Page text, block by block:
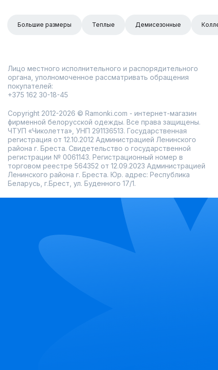
Большие размеры Теплые Демисезонные
Лицо местного исполнительного и распорядительного
органа, уполномоченное рассматривать обращения
покупателей:
+375 162 30-18-45
Copyright 2012-2026 © Ramonki.com - интернет-магазин
фирменной белорусской одежды. Все права защищены.
ЧТУП «Чиколетта», УНП 291136513. Государственная
регистрация от 12.10.2012 Администрацией Ленинского
района г. Бреста. Свидетельство о государственной
регистрации № 0061143. Регистрационный номер в
торговом реестре 564352 от 12.09.2023 Администрацией
Ленинского района г. Бреста. Юр. адрес: Республика
Беларусь, г.Брест, ул. Буденного 17/1.